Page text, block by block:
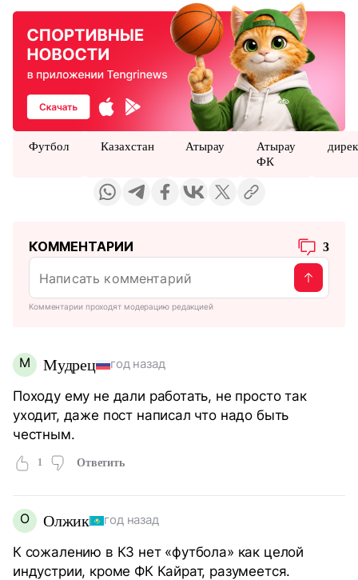
Футбол Казахстан Атырау
Атырау
ФК
КОММЕНТАРИИ 3
Комментарии проходят модерацию редакцией
М Мудрец год назад
Походу ему не дали работать, не просто так
уходит, даже пост написал что надо быть
честным.
1 Ответить
О Олжик год назад
К сожалению в КЗ нет «футбола» как целой
индустрии, кроме ФК Кайрат, разумеется.